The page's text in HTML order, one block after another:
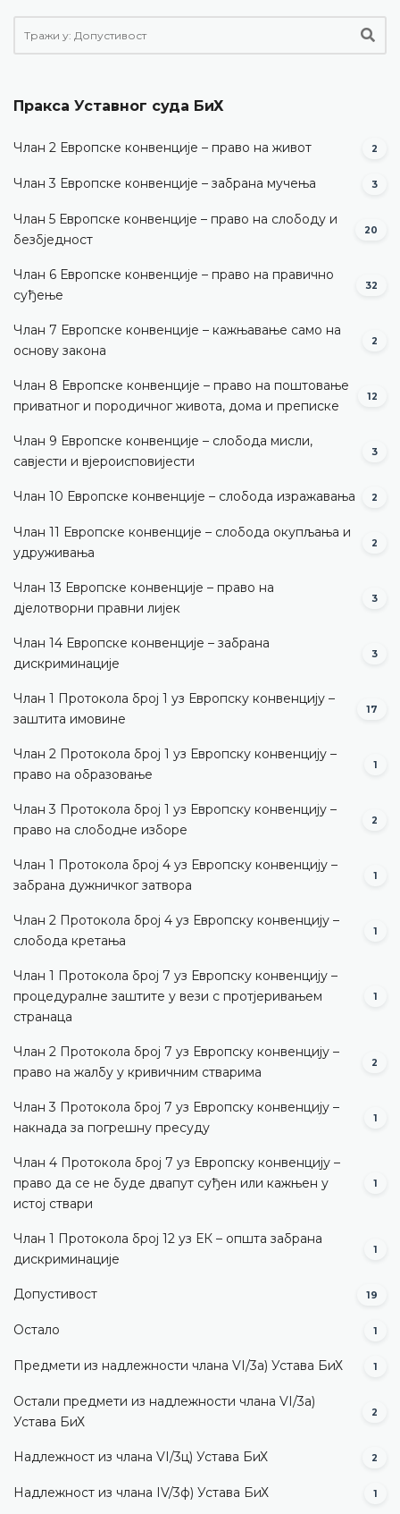
Пракса Уставног суда БиХ
Члан 2 Европске конвенције – право на живот 2
Члан 3 Европске конвенције – забрана мучења 3
Члан 5 Европске конвенције – право на слободу и
безбједност
20
Члан 6 Европске конвенције – право на правично
суђење
32
Члан 7 Европске конвенције – кажњавање само на
основу закона
2
Члан 8 Европске конвенције – право на поштовање
приватног и породичног живота, дома и преписке
12
Члан 9 Европске конвенције – слобода мисли,
савјести и вјероисповијести
3
Члан 10 Европске конвенције – слобода изражавања 2
Члан 11 Европске конвенције – слобода окупљања и
удруживања
2
Члан 13 Европске конвенције – право на
дјелотворни правни лијек
3
Члан 14 Европске конвенције – забрана
дискриминације
3
Члан 1 Протокола број 1 уз Европску конвенцију –
заштита имовине
17
Члан 2 Протокола број 1 уз Европску конвенцију –
право на образовање
1
Члан 3 Протокола број 1 уз Европску конвенцију –
право на слободне изборе
2
Члан 1 Протокола број 4 уз Европску конвенцију –
забрана дужничког затвора
1
Члан 2 Протокола број 4 уз Европску конвенцију –
слобода кретања
1
Члан 1 Протокола број 7 уз Европску конвенцију –
процедуралне заштите у вези с протјеривањем
странаца
1
Члан 2 Протокола број 7 уз Европску конвенцију –
право на жалбу у кривичним стварима
2
Члан 3 Протокола број 7 уз Европску конвенцију –
накнада за погрешну пресуду
1
Члан 4 Протокола број 7 уз Европску конвенцију –
право да се не буде двапут суђен или кажњен у
истој ствари
1
Члан 1 Протокола број 12 уз ЕК – општа забрана
дискриминације
1
Допустивост 19
Остало 1
Предмети из надлежности члана VI/3а) Устава БиХ 1
Остали предмети из надлежности члана VI/3а)
Устава БиХ
2
Надлежност из члана VI/3ц) Устава БиХ 2
Надлежност из члана IV/3ф) Устава БиХ 1